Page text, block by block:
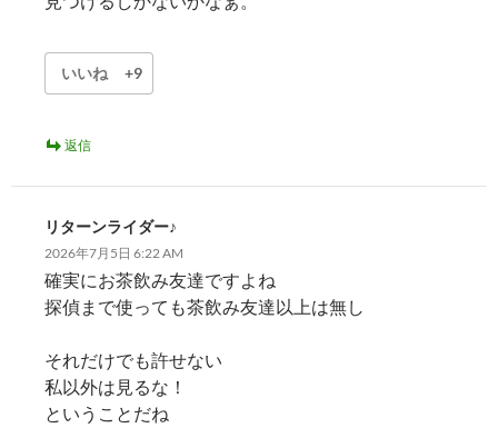
いいね +9
返信
リターンライダー♪
2026年7月5日 6:22 AM
確実にお茶飲み友達ですよね
探偵まで使っても茶飲み友達以上は無し
それだけでも許せない
私以外は見るな！
ということだね